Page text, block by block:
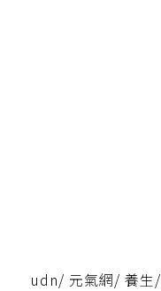
udn/ 元氣網/ 養生/